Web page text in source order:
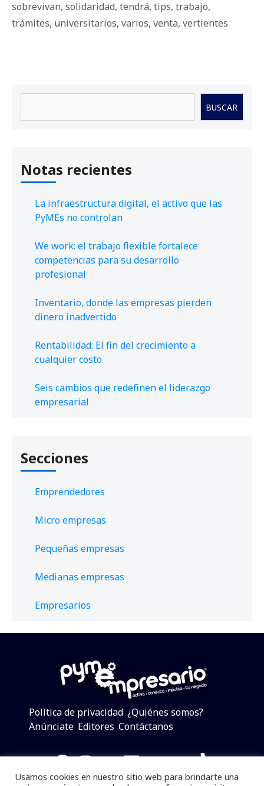
sobrevivan, solidaridad, tendrá, tips, trabajo,
trámites, universitarios, varios, venta, vertientes
BUSCAR
Notas recientes
La infraestructura digital, el activo que las
PyMEs no controlan
We work: el trabajo flexible fortalece
competencias para su desarrollo
profesional
Inventario, donde las empresas pierden
dinero inadvertido
Rentabilidad: El fin del crecimiento a
cualquier costo
Seis cambios que redefinen el liderazgo
empresarial
Secciones
Emprendedores
Micro empresas
Pequeñas empresas
Medianas empresas
Empresarios
Política de privacidad ¿Quiénes somos?
Anúnciate Editores Contáctanos
Facebook
Instagram
Twitter
LinkedIn
Telegram
YouTube
TikTok
Usamos cookies en nuestro sitio web para brindarte una